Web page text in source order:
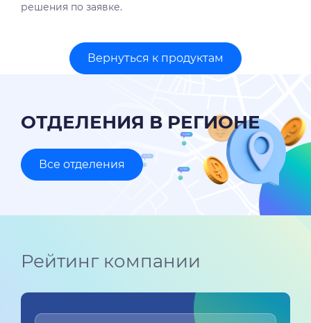
решения по заявке.
Вернуться к продуктам
ОТДЕЛЕНИЯ В РЕГИОНЕ
Все отделения
Рейтинг компании